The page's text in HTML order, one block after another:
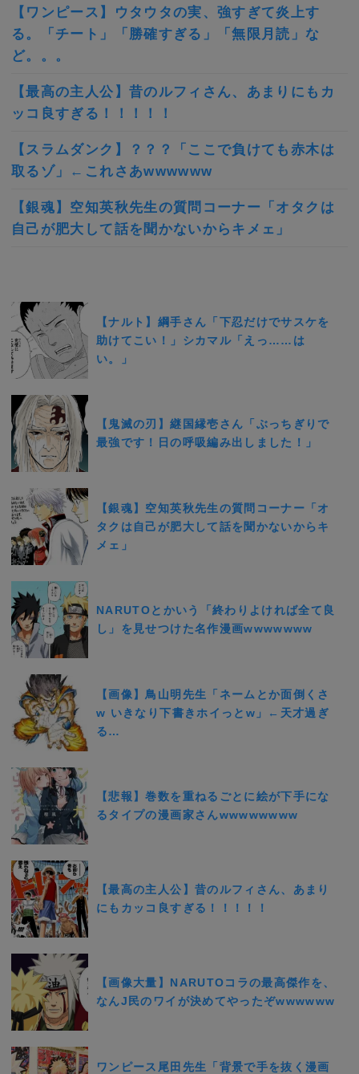
【ワンピース】ウタウタの実、強すぎて炎上す
る。「チート」「勝確すぎる」「無限月読」な
ど。。。
【最高の主人公】昔のルフィさん、あまりにもカ
ッコ良すぎる！！！！！
【スラムダンク】？？？「ここで負けても赤木は
取るゾ」←これさあwwwwww
【銀魂】空知英秋先生の質問コーナー「オタクは
自己が肥大して話を聞かないからキメェ」
【ナルト】綱手さん「下忍だけでサスケを
助けてこい！」シカマル「えっ……は
い。」
【鬼滅の刃】継国縁壱さん「ぶっちぎりで
最強です！日の呼吸編み出しました！」
【銀魂】空知英秋先生の質問コーナー「オ
タクは自己が肥大して話を聞かないからキ
メェ」
NARUTOとかいう「終わりよければ全て良
し」を見せつけた名作漫画wwwwwww
【画像】鳥山明先生「ネームとか面倒くさ
w いきなり下書きホイっとw」←天才過ぎ
る…
【悲報】巻数を重ねるごとに絵が下手にな
るタイプの漫画家さんwwwwwwww
【最高の主人公】昔のルフィさん、あまり
にもカッコ良すぎる！！！！！
【画像大量】NARUTOコラの最高傑作を、
なんJ民のワイが決めてやったぞwwwwww
ワンピース尾田先生「背景で手を抜く漫画